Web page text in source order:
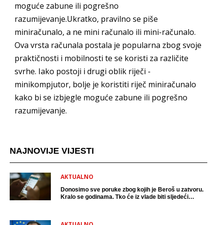
moguće zabune ili pogrešno
razumijevanje.Ukratko, pravilno se piše
miniračunalo, a ne mini računalo ili mini-računalo.
Ova vrsta računala postala je popularna zbog svoje
praktičnosti i mobilnosti te se koristi za različite
svrhe. Iako postoji i drugi oblik riječi -
minikompjutor, bolje je koristiti riječ miniračunalo
kako bi se izbjegle moguće zabune ili pogrešno
razumijevanje.
NAJNOVIJE VIJESTI
AKTUALNO
Donosimo sve poruke zbog kojih je Beroš u zatvoru.
Kralo se godinama. Tko će iz vlade biti sljedeći